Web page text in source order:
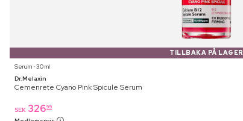
TILLBAKA PÅ LAGER
Serum ⋅ 30 ml
Dr.Melaxin
Cemenrete Cyano Pink Spicule Serum
SEK 32695